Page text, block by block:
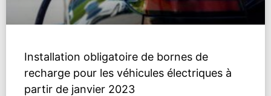
Installation obligatoire de bornes de
recharge pour les véhicules électriques à
partir de janvier 2023